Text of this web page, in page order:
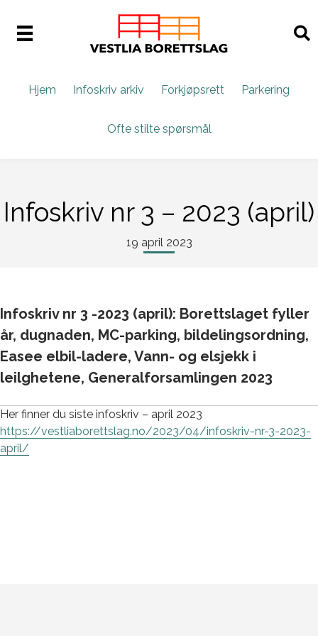
Hjem Infoskriv arkiv Forkjøpsrett Parkering
Ofte stilte spørsmål
Infoskriv nr 3 – 2023 (april)
19 april 2023
Infoskriv nr 3 -2023 (april): Borettslaget fyller
år, dugnaden, MC-parking, bildelingsordning,
Easee elbil-ladere, Vann- og elsjekk i
leilghetene, Generalforsamlingen 2023
Her finner du siste infoskriv – april 2023
https://vestliaborettslag.no/2023/04/infoskriv-nr-3-2023-
april/